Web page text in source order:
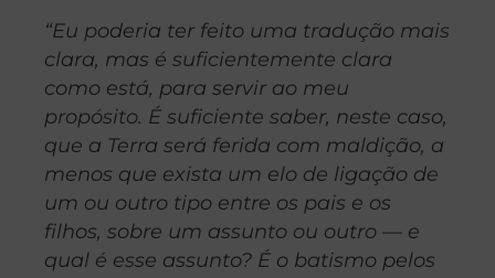
“Eu poderia ter feito uma tradução mais
clara, mas é suficientemente clara
como está, para servir ao meu
propósito. É suficiente saber, neste caso,
que a Terra será ferida com maldição, a
menos que exista um elo de ligação de
um ou outro tipo entre os pais e os
filhos, sobre um assunto ou outro — e
qual é esse assunto? É o batismo pelos